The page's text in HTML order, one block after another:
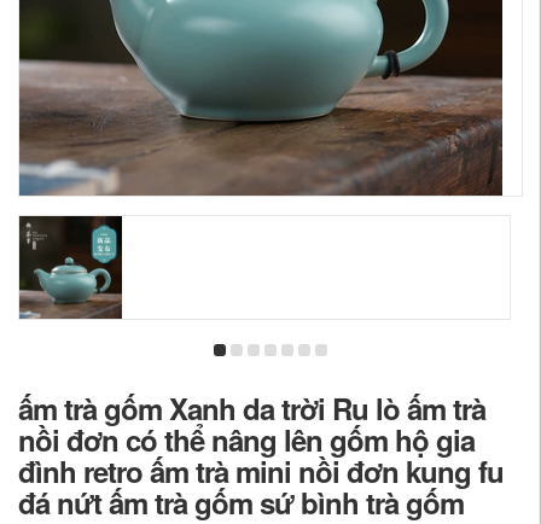
ấm trà gốm Xanh da trời Ru lò ấm trà
nồi đơn có thể nâng lên gốm hộ gia
đình retro ấm trà mini nồi đơn kung fu
đá nứt ấm trà gốm sứ bình trà gốm